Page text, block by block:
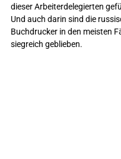
dieser Arbeiterdelegierten
Und auch darin sind die
Buchdrucker in den meisten
siegreich geblieben.